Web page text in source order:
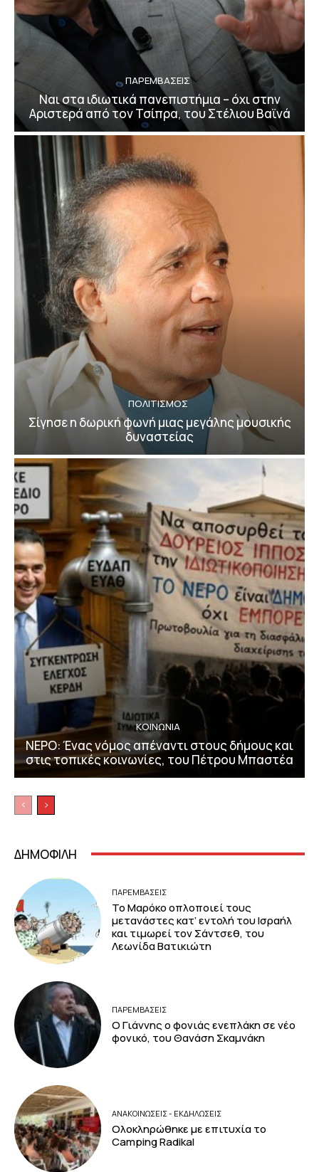
ΠΑΡΕΜΒΑΣΕΙΣ
Ναι στα ιδιωτικά πανεπιστήμια – όχι στην
Αριστερά από τον Τσίπρα, του Στέλιου Βαϊνά
ΠΟΛΙΤΙΣΜΟΣ
Σίγησε η δωρική φωνή μιας μεγάλης μουσικής
δυναστείας
ΚΟΙΝΩΝΙΑ
ΝΕΡΟ: Ένας νόμος απέναντι στους δήμους και
στις τοπικές κοινωνίες, του Πέτρου Μπαστέα
ΔΗΜΟΦΙΛΗ
ΠΑΡΕΜΒΑΣΕΙΣ
Το Μαρόκο οπλοποιεί τους
μετανάστες κατ’ εντολή του Ισραήλ
και τιμωρεί τον Σάντσεθ, του
Λεωνίδα Βατικιώτη
ΠΑΡΕΜΒΑΣΕΙΣ
Ο Γιάννης ο φονιάς ενεπλάκη σε νέο
φονικό, του Θανάση Σκαμνάκη
ΑΝΑΚΟΙΝΩΣΕΙΣ - ΕΚΔΗΛΩΣΕΙΣ
Ολοκληρώθηκε με επιτυχία το
Camping Radikal